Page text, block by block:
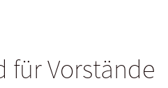
für Vorstände